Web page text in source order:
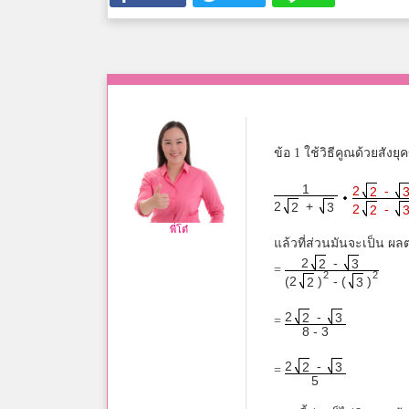
พี่โต๋
ข้อ 1 ใช้วิธีคูณด้วยสังยุ
1
2
2 + 3
2 2 -
3
2
2 - 3
แล้วที่ส่วนมันจะเป็น ผล
=
2 2 -
3
(2
2 )2 - ( 3 )2
= 2 2 -
3
8 - 3
= 2 2 -
3
5